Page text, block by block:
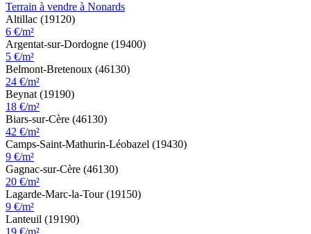
Terrain à vendre à Nonards
Altillac (19120)
6 €/m²
Argentat-sur-Dordogne (19400)
5 €/m²
Belmont-Bretenoux (46130)
24 €/m²
Beynat (19190)
18 €/m²
Biars-sur-Cère (46130)
42 €/m²
Camps-Saint-Mathurin-Léobazel (19430)
9 €/m²
Gagnac-sur-Cère (46130)
20 €/m²
Lagarde-Marc-la-Tour (19150)
9 €/m²
Lanteuil (19190)